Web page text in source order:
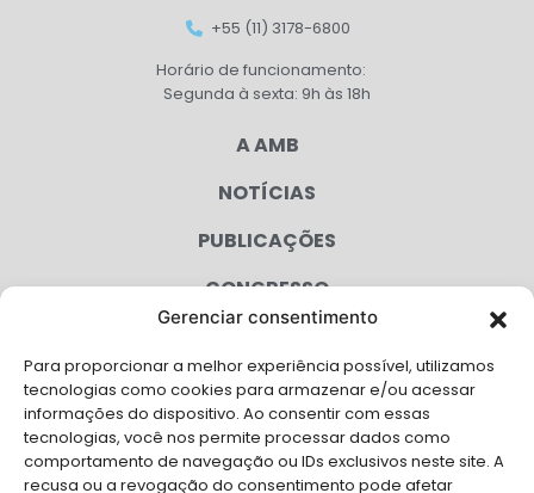
Gerenciar consentimento
Para proporcionar a melhor experiência possível, utilizamos
tecnologias como cookies para armazenar e/ou acessar
informações do dispositivo. Ao consentir com essas
tecnologias, você nos permite processar dados como
comportamento de navegação ou IDs exclusivos neste site. A
recusa ou a revogação do consentimento pode afetar
+55 (11) 3178-6800
Horário de funcionamento:
Segunda à sexta: 9h às 18h
A AMB
NOTÍCIAS
PUBLICAÇÕES
CONGRESSO
CAMPANHAS
SERVIÇOS
FILIADAS